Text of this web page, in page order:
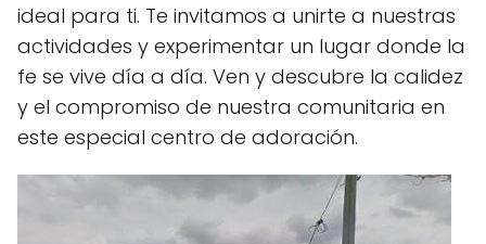
ideal para ti. Te invitamos a unirte a nuestras
actividades y experimentar un lugar donde la
fe se vive día a día. Ven y descubre la calidez
y el compromiso de nuestra comunitaria en
este especial centro de adoración.